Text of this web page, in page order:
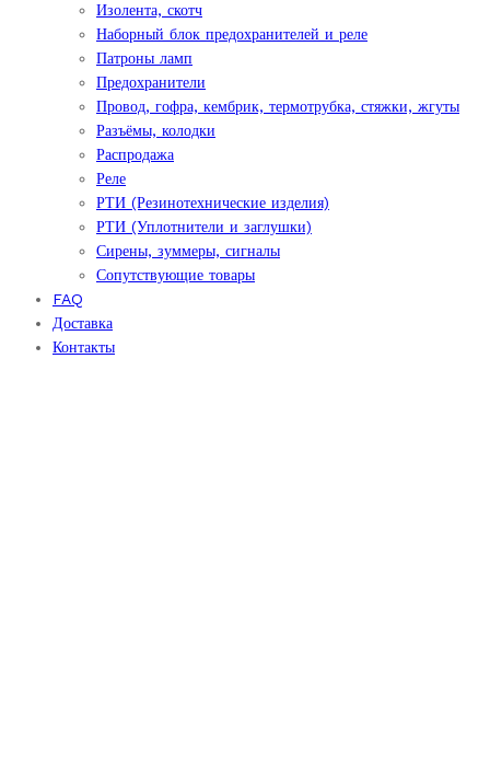
Изолента, скотч
Наборный блок предохранителей и реле
Патроны ламп
Предохранители
Провод, гофра, кембрик, термотрубка, стяжки, жгуты
Разъёмы, колодки
Распродажа
Реле
РТИ (Резинотехнические изделия)
РТИ (Уплотнители и заглушки)
Сирены, зуммеры, сигналы
Сопутствующие товары
FAQ
Доставка
Контакты